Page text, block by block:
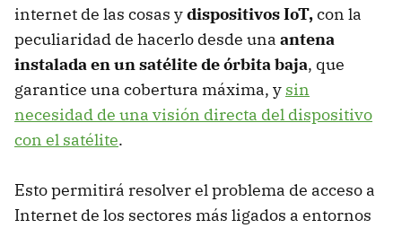
internet de las cosas ydispositivos IoT,con la
peculiaridad de hacerlo desde una antena
instalada en un satélite de órbita baja, que
garantice una cobertura máxima, y sin
necesidad de una visión directa del dispositivo
con el satélite.
Esto permitirá resolver el problema de acceso a
Internet de los sectores más ligados a entornos